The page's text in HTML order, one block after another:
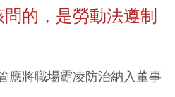
的，是勞動法遵制
應將職場霸凌防治納入董事